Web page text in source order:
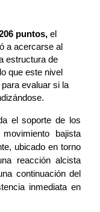
puntos, el
a acercarse al
estructura de
que este nivel
evaluar si la
bajista
ubicado en torno
reacción alcista
continuación del
inmediata en